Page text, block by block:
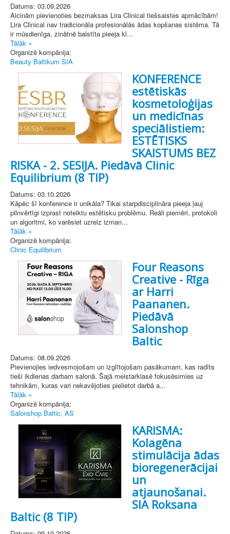
Datums: 03.09.2026
Aicinām pievienoties bezmaksas Lira Clinical tiešsaistes apmācībām!
Lira Clinical nav tradicionāla profesionālās ādas kopšanas sistēma. Tā
ir mūsdienīga, zinātnē balstīta pieeja kl...
Tālāk »
Organizē kompānija:
Beauty Baltikum SIA
KONFERENCE
estētiskās
kosmetoloģijas
un medicīnas
speciālistiem:
ESTĒTISKS
SKAISTUMS BEZ
RISKA - 2. SESIJA. Piedāvā Clinic
Equilibrium (8 TIP)
Datums: 03.10.2026
Kāpēc šī konference ir unikāla? Tikai starpdisciplināra pieeja ļauj
pilnvērtīgi izprast noteiktu estētisku problēmu. Reāli piemēri, protokoli
un algoritmi, ko varēsiet uzreiz izman...
Tālāk »
Organizē kompānija:
Clinic Equilibrium
Four Reasons
Creative - Rīga
ar Harri
Paananen.
Piedāvā
Salonshop
Baltic
Datums: 08.09.2026
Pievienojies iedvesmojošam un izglītojošam pasākumam, kas radīts
tieši ikdienas darbam salonā. Šajā meistarklasē fokusēsimies uz
tehnikām, kuras vari nekavējoties pielietot darbā a...
Tālāk »
Organizē kompānija:
Salonshop Baltic, AS
KARISMA:
Kolagēna
stimulācija ādas
bioregenerācijai
un
atjaunošanai.
SIA Roksana
Baltic (8 TIP)